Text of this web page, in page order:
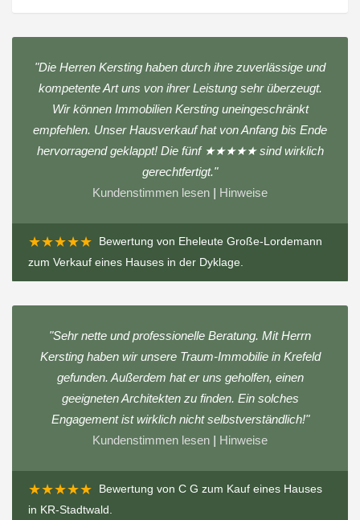
"Die Herren Kersting haben durch ihre zuverlässige und
kompetente Art uns von ihrer Leistung sehr überzeugt.
Wir können Immobilien Kersting uneingeschränkt
empfehlen. Unser Hausverkauf hat von Anfang bis Ende
hervorragend geklappt! Die fünf ★★★★★ sind wirklich
gerechtfertigt."
Kundenstimmen lesen | Hinweise
★★★★★ Bewertung von Eheleute Große-Lordemann
zum Verkauf eines Hauses in der Dyklage
"Sehr nette und professionelle Beratung. Mit Herrn
Kersting haben wir unsere Traum-Immobilie in Krefeld
gefunden. Außerdem hat er uns geholfen, einen
geeigneten Architekten zu finden. Ein solches
Engagement ist wirklich nicht selbstverständlich!"
Kundenstimmen lesen | Hinweise
★★★★★ Bewertung von C G zum Kauf eines Hauses
in KR-Stadtwald